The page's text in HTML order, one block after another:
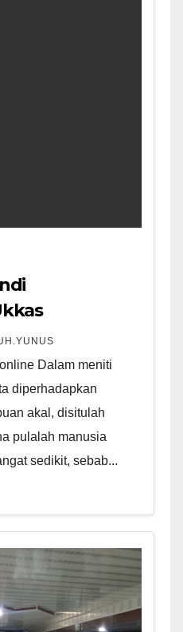
Dalam meniti
diperhadapkan
akal, disitulah
pulalah manusia
sedikit, sebab...